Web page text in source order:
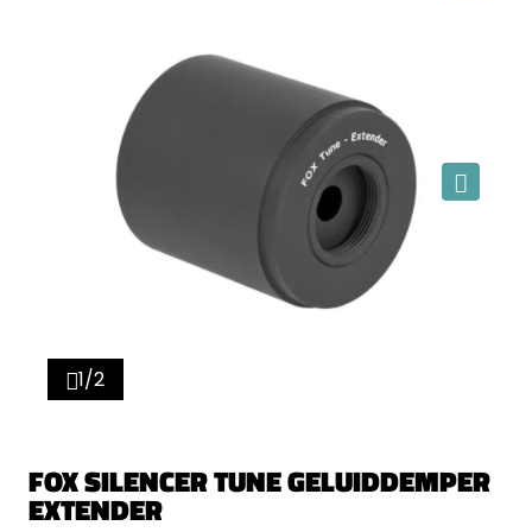
1/2
FOX SILENCER TUNE GELUIDDEMPER
EXTENDER